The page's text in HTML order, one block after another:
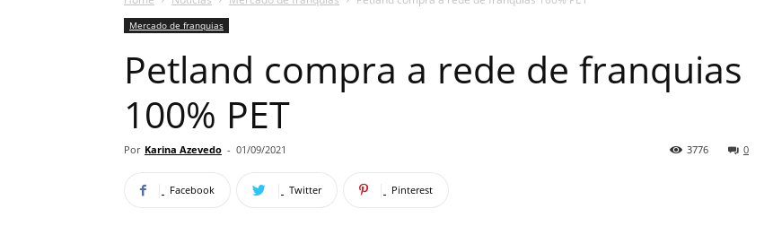
Franquias
de
Mercado de franquias
Petland compra a rede de franquias
100% PET
Por Karina Azevedo - 01/09/2021 0
3776
Facebook Twitter Pinterest